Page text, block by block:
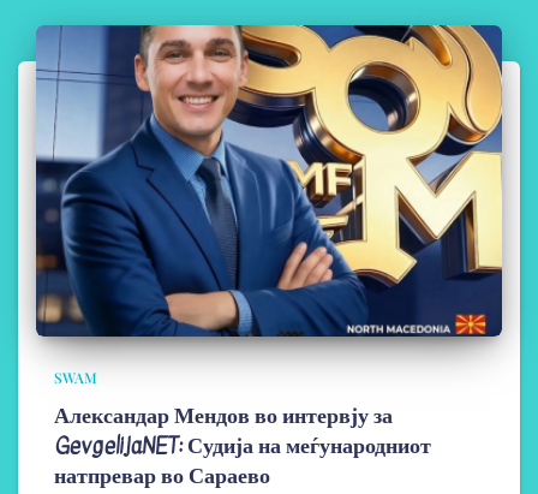
SWAM
Александар Мендов во интервју за
GevgelijaNET: Судија на меѓународниот
натпревар во Сараево